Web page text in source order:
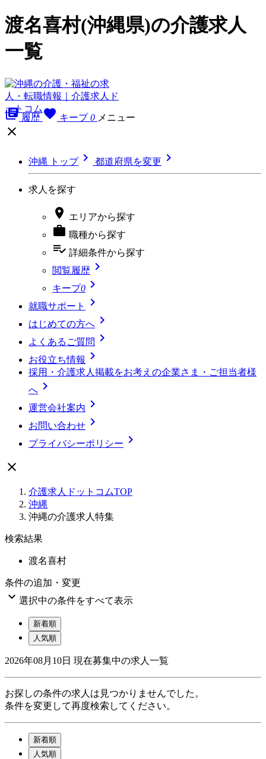
渡名喜村(沖縄県)の介護求人
一覧
library_books 履歴 favorite キープ 0 メニュー

沖縄 トップ 都道府県を変更 
求人を探す
 エリアから探す
 職種から探す
playlist_add_check 詳細条件から探す
閲覧履歴 
キープ0 
就職サポート 
はじめての方へ 
よくあるご質問 
お役立ち情報 
採用・介護求人掲載をお考えの企業さま・ご担当者様
へ 
運営会社案内 
お問い合わせ 
プライバシーポリシー 

介護求人ドットコムTOP
沖縄
沖縄の介護求人特集
検索結果
渡名喜村
条件の追加・変更
 選択中の条件をすべて表示
新着順
人気順
2026年08月10日 現在募集中の求人一覧
お探しの条件の求人は見つかりませんでした。
条件を変更して再度検索してください。
新着順
人気順